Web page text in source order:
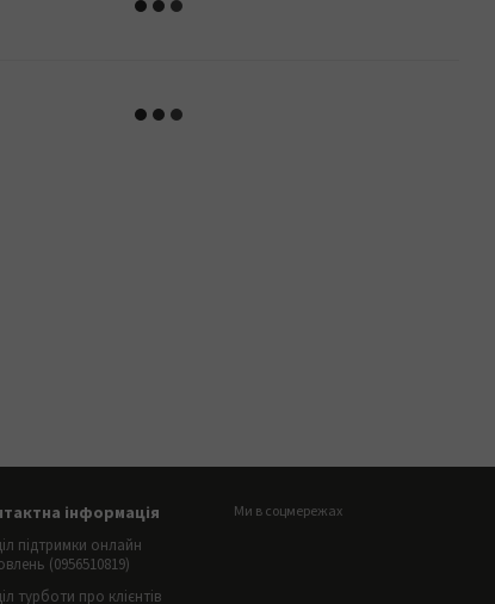
інформація
підтримки онлайн
(0956510819)
турботи про клієнтів
Ми в соцмережах